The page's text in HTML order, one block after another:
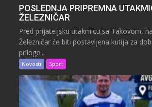
POSLEDNJA PRIPREMNA
ŽELEZNIČAR
Pred prijateljsku utakmicu sa Takovom,
Železničar će biti postavljena kutija za
priloge...
Novosti Sport